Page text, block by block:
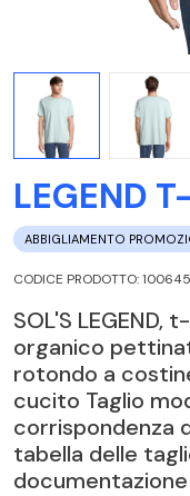
LEGEND
ABBIGLIAMENTO
CODICE PRODOTTO:
SOL'S LEGEND,
organico
rotondo a
cucito Taglio
corrispondenza
tabella delle